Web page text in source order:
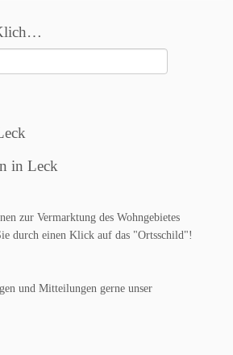
in Leck
zur Vermarktung des Wohngebietes
durch einen Klick auf das "Ortsschild"!
und Mitteilungen gerne unser